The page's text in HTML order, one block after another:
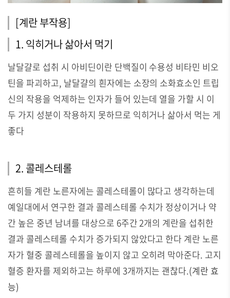
[계란 부작용]
1. 익히거나 삶아서 먹기
날달걀로 섭취 시 아비딘이란 단백질이 수용성 비타민 비오
틴을 파괴하고, 날달걀의 흰자에는 소장의 소화효소인 트립
신의 작용을 억제하는 인자가 들어 있는데 열을 가할 시 이
두 가지 성분이 작용하지 못하므로 익히거나 삶아서 먹는 게
좋다
2. 콜레스테롤
흔히들 계란 노른자에는 콜레스테롤이 많다고 생각하는데
예일대에서 연구한 결과 콜레스테롤 수치가 정상이거나 약
간 높은 중년 남녀를 대상으로 6주간 2개의 계란을 섭취한
결과 콜레스테롤 수치가 증가되지 않았다고 한다 계란 노른
자가 혈중 콜레스테롤을 높이지 않고 오히려 막아준다. 고지
혈증 환자를 제외하고는 하루에 3개까지는 괜찮다.(계란 효
능)